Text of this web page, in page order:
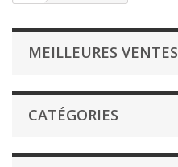
MEILLEURES VENTES
CATÉGORIES